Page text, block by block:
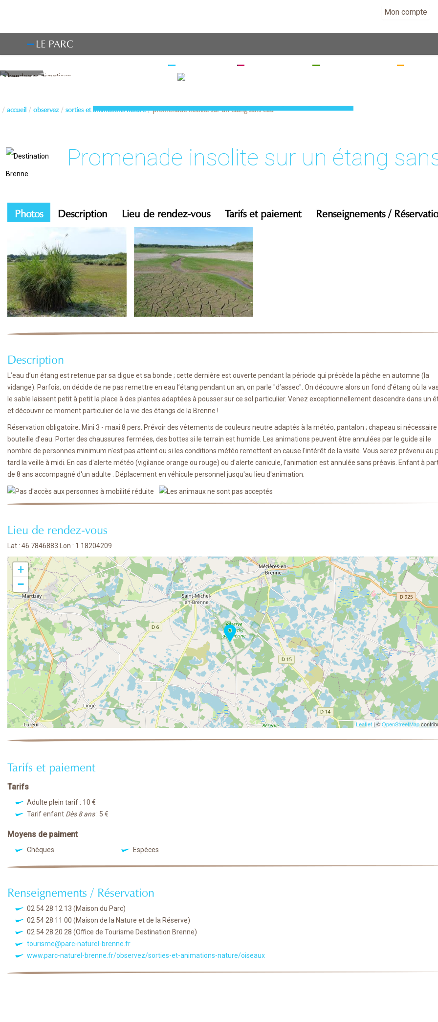
Mon compte
LE PARC
accueil observez sorties et animations nature
Promenade insolite sur un étang
Photos Description Lieu de rendez-vous Tarifs et paiement Renseignements /
Description
L’eau d’un étang est retenue par sa digue et sa bonde ; cette dernière est ouverte pendant la période qui précède la pêche en automne (la
vidange). Parfois, on décide de ne pas remettre en eau l’étang pendant un an, on parle "d’assec". On découvre alors un fond d’étang où la
le sable laissent petit à petit la place à des plantes adaptées à pousser sur ce sol particulier. Venez exceptionnellement descendre dans un
et découvrir ce moment particulier de la vie des étangs de la Brenne !
Réservation obligatoire. Mini 3 - maxi 8 pers. Prévoir des vêtements de couleurs neutre adaptés à la météo, pantalon ; chapeau si
bouteille d'eau. Porter des chaussures fermées, des bottes si le terrain est humide. Les animations peuvent être annulées par le guide si le
nombre de personnes minimum n'est pas atteint ou si les conditions météo remettent en cause l'intérêt de la visite. Vous serez prévenu au
tard la veille à midi. En cas d'alerte météo (vigilance orange ou rouge) ou d'alerte canicule, l'animation est annulée sans préavis. Enfant à
de 8 ans accompagné d'un adulte . Déplacement en véhicule personnel jusqu'au lieu d'animation.
Lieu de rendez-vous
Lat : 46.7846883 Lon : 1.18204209
+
−
Leaflet| ©OpenStreetMap
Tarifs et paiement
Tarifs
Adulte plein tarif : 10 €
Tarif enfant Dès 8 ans: 5 €
Moyens de paiment
Chèques Espèces
Renseignements / Réservation
02 54 28 12 13 (Maison du Parc)
02 54 28 11 00 (Maison de la Nature et de la Réserve)
02 54 28 20 28 (Office de Tourisme Destination Brenne)
tourisme@parc-naturel-brenne.fr
www.parc-naturel-brenne.fr/observez/sorties-et-animations-nature/oiseaux